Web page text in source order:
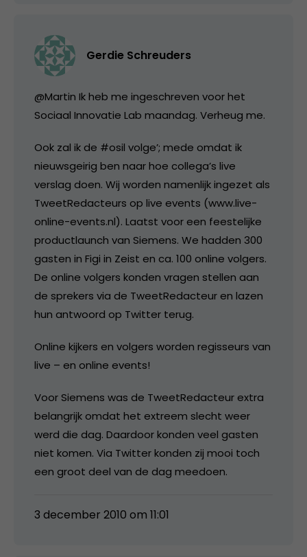
Gerdie Schreuders
@Martin Ik heb me ingeschreven voor het
Sociaal Innovatie Lab maandag. Verheug me.
Ook zal ik de #osil volge’; mede omdat ik
nieuwsgeirig ben naar hoe collega’s live
verslag doen. Wij worden namenlijk ingezet als
TweetRedacteurs op live events (www.live-
online-events.nl). Laatst voor een feestelijke
productlaunch van Siemens. We hadden 300
gasten in Figi in Zeist en ca. 100 online volgers.
De online volgers konden vragen stellen aan
de sprekers via de TweetRedacteur en lazen
hun antwoord op Twitter terug.
Online kijkers en volgers worden regisseurs van
live – en online events!
Voor Siemens was de TweetRedacteur extra
belangrijk omdat het extreem slecht weer
werd die dag. Daardoor konden veel gasten
niet komen. Via Twitter konden zij mooi toch
een groot deel van de dag meedoen.
3 december 2010 om 11:01